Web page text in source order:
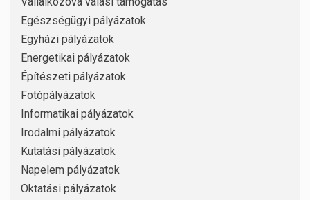
Egészségügyi pályázatok
Egyházi pályázatok
Energetikai pályázatok
Építészeti pályázatok
Fotópályázatok
Informatikai pályázatok
Irodalmi pályázatok
Kutatási pályázatok
Napelem pályázatok
Oktatási pályázatok